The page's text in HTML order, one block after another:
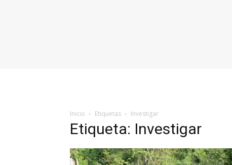
Inicio Etiquetas Investigar
Etiqueta: Investigar